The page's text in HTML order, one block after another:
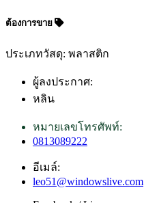
ต้องการขาย
ประเภทวัสดุ: พลาสติก
ผู้ลงประกาศ:
หลิน
หมายเลขโทรศัพท์:
0813089222
อีเมล์:
leo51@windowslive.com